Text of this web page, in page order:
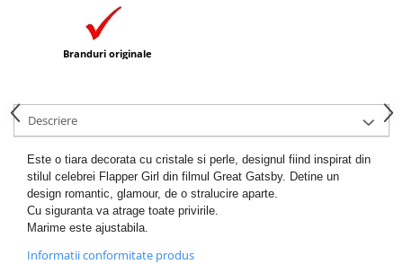
Branduri originale
Descriere
Este o tiara decorata cu cristale si perle, designul fiind inspirat din
stilul celebrei Flapper Girl din filmul Great Gatsby. Detine un
design romantic, glamour, de o stralucire aparte.
Cu siguranta va atrage toate privirile.
Marime este ajustabila.
Informatii conformitate produs